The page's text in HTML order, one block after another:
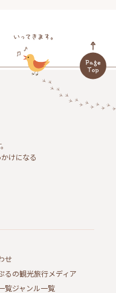
けになる
せ
るの観光旅行メディア
覧ジャンル一覧